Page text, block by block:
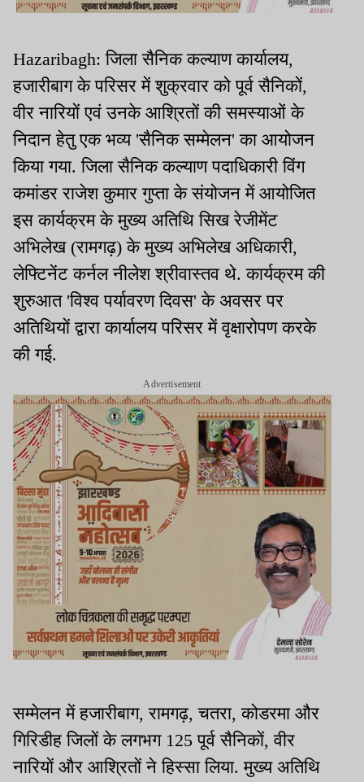
Hazaribagh: जिला सैनिक कल्याण कार्यालय,
हजारीबाग के परिसर में शुक्रवार को पूर्व सैनिकों,
वीर नारियों एवं उनके आश्रितों की समस्याओं के
निदान हेतु एक भव्य 'सैनिक सम्मेलन' का आयोजन
किया गया. जिला सैनिक कल्याण पदाधिकारी विंग
कमांडर राजेश कुमार गुप्ता के संयोजन में आयोजित
इस कार्यक्रम के मुख्य अतिथि सिख रेजीमेंट
अभिलेख (रामगढ़) के मुख्य अभिलेख अधिकारी,
लेफ्टिनेंट कर्नल नीलेश श्रीवास्तव थे. कार्यक्रम की
शुरुआत 'विश्व पर्यावरण दिवस' के अवसर पर
अतिथियों द्वारा कार्यालय परिसर में वृक्षारोपण करके
की गई.
Advertisement
सम्मेलन में हजारीबाग, रामगढ़, चतरा, कोडरमा और
गिरिडीह जिलों के लगभग 125 पूर्व सैनिकों, वीर
नारियों और आश्रितों ने हिस्सा लिया. मुख्य अतिथि